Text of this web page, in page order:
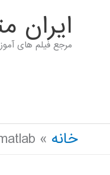
ايران
مرجع فیلم های
خانه